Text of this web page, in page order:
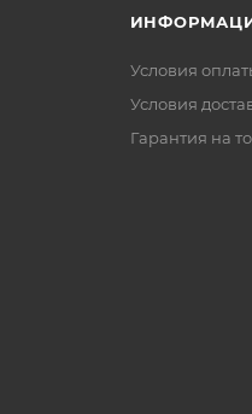
Условия
Условия
Гарантия на